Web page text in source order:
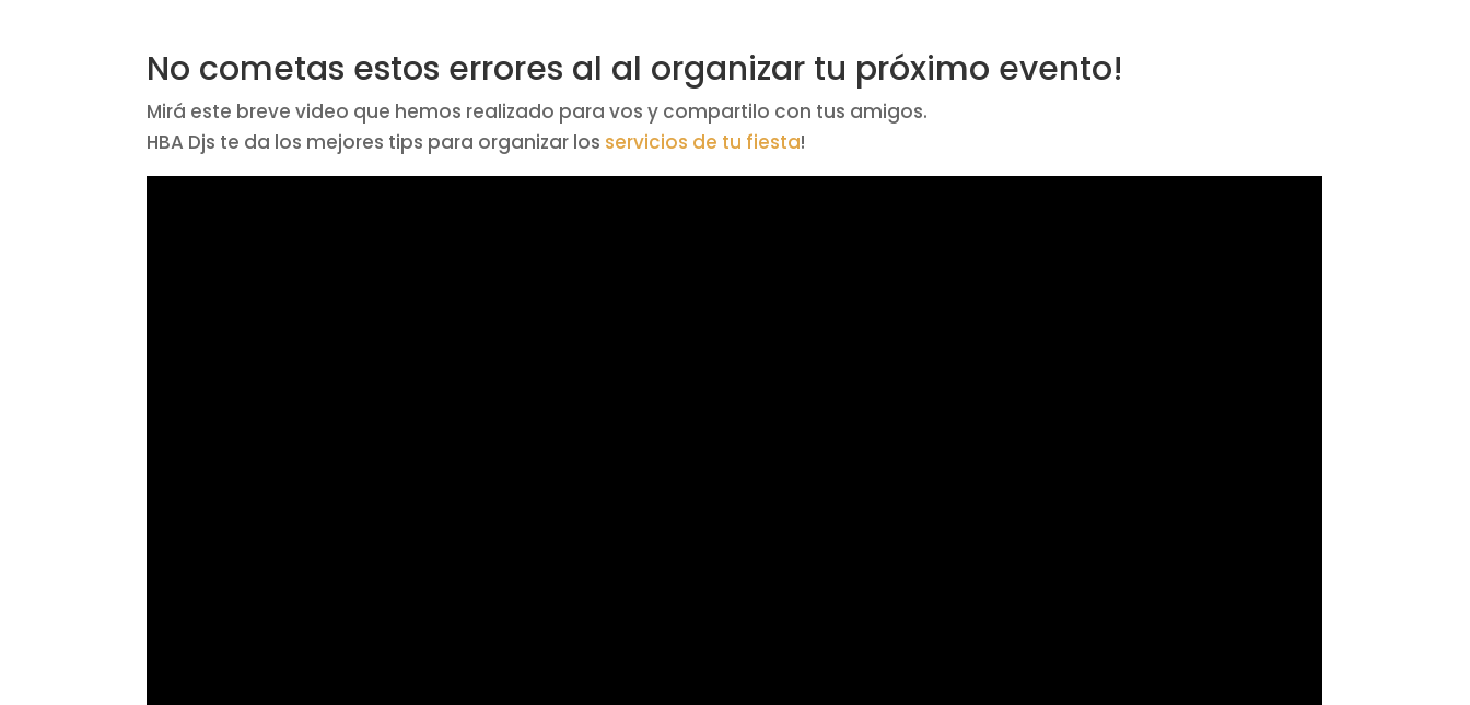
No cometas estos errores al al organizar tu próximo evento!
Mirá este breve video que hemos realizado para vos y compartilo con tus amigos.
HBA Djs te da los mejores tips para organizar los servicios de tu fiesta!